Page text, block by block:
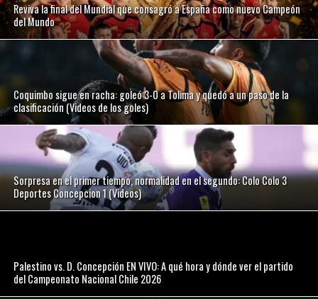
Reviva la final del Mundial que consagró a España como nuevo Campeón
del Mundo
Coquimbo sigue en racha: goleó 3-0 a Tolima y quedó a un paso de la
clasificación (Videos de los goles)
Sorpresa en el primer tiempo, normalidad en el segundo: Colo Colo 3
Deportes Concepcion 1 (Videos)
Palestino vs. D. Concepción EN VIVO: A qué hora y dónde ver el partido
del Campeonato Nacional Chile 2026